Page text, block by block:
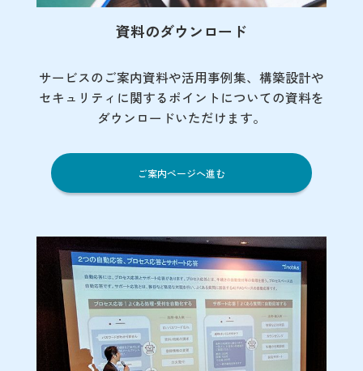
資料のダウンロード
サービスのご案内資料や活用事例集、 構築設計や
セキュリティに関するポイントについての資料を
ダウンロードいただけます。
ご案内ページへ進む